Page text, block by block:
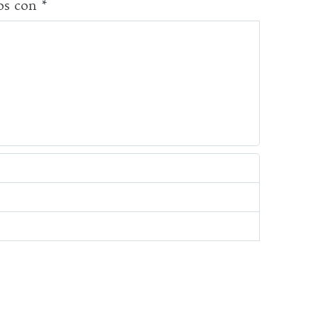
con *